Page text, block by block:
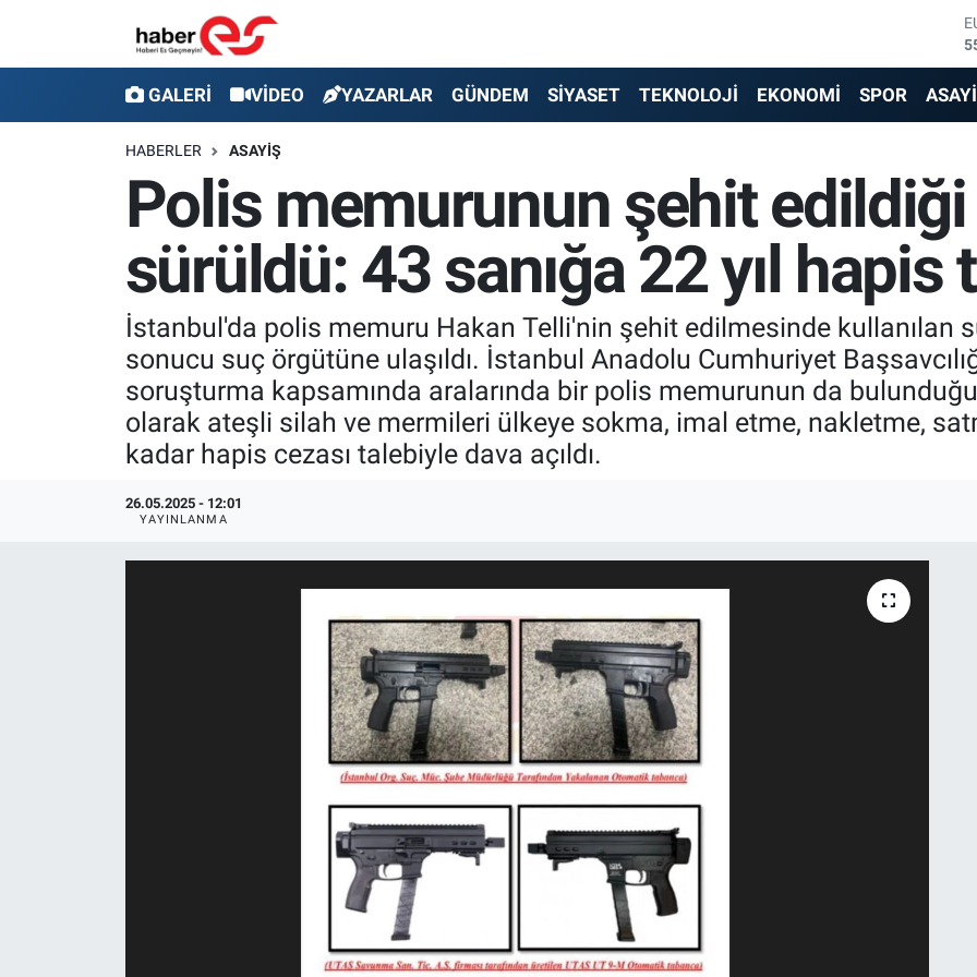
GALERİ VİDEO YAZARLAR GÜNDEM SİYASET TEKNOLOJİ EKONOMİ SPOR
HABERLER ASAYİŞ
Polis memurunun şehit edildiği
sürüldü: 43 sanığa 22 yıl hapis
İstanbul'da polis memuru Hakan Telli'nin şehit edilmesinde kullanılan
sonucu suç örgütüne ulaşıldı. İstanbul Anadolu Cumhuriyet
soruşturma kapsamında aralarında bir polis memurunun da
olarak ateşli silah ve mermileri ülkeye sokma, imal etme, nakletme,
kadar hapis cezası talebiyle dava açıldı.
26.05.2025 - 12:01
YAYINLANMA
YAZARLAR
TEKNOLOJİ
EKONOMİ
Eskişehir Nöbetçi Eczaneler
Eskişehir Trafik Yoğunluk Haritası
Süper Lig Puan Durumu ve Fikstür
Son Dakika Haberleri
Haber Arşivi